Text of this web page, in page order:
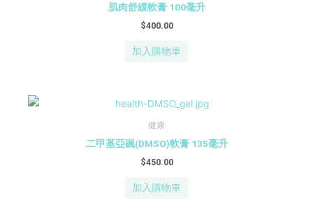
肌肉舒緩軟膏 100毫升
$400.00
加入購物車
健康
二甲基亞碸(DMSO)軟膏 135毫升
$450.00
加入購物車